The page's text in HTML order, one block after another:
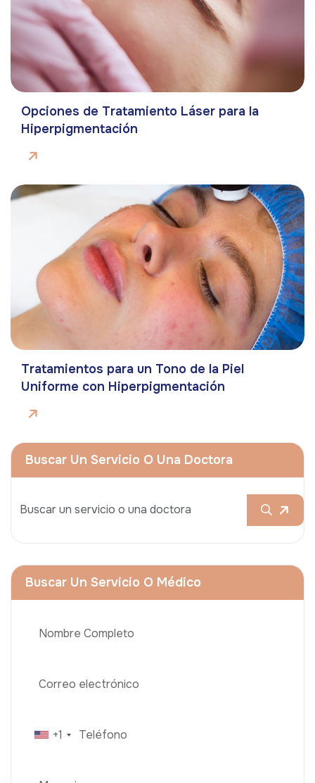
Opciones de Tratamiento Láser para la
Hiperpigmentación
Tratamientos para un Tono de la Piel
Uniforme con Hiperpigmentación
Buscar Un Servicio O Una Doctora
Buscar Un Servicio O Médico
+1